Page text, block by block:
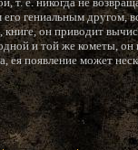
гениальным другом,
он приводит
и той же кометы, он
ея появление может